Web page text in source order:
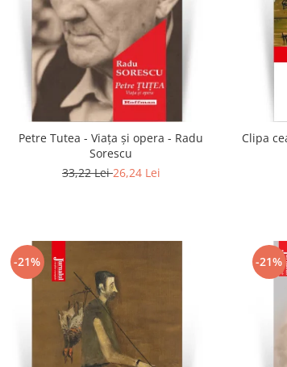
Petre Tutea - Viaţa şi opera - Radu
Sorescu
33,22 Lei26,24 Lei
Clipa
-21% -21%